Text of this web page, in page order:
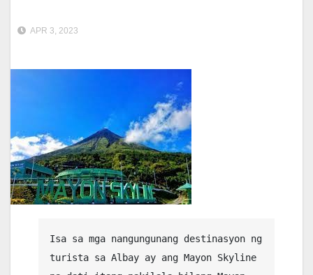
APR 3, 2023
Isa sa mga nangungunang destinasyon ng
turista sa Albay ay ang Mayon Skyline